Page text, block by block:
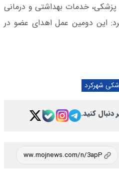
پزشکی، خدمات بهداشتی و درمانی
این دومین عمل اهدای عضو در
شهرکرد
دنبال کنید.